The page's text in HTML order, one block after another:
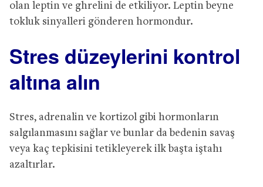
olan leptin ve ghrelini de etkiliyor. Leptin beyne
tokluk sinyalleri gönderen hormondur.
Stres düzeylerini kontrol
altına alın
Stres, adrenalin ve kortizol gibi hormonların
salgılanmasını sağlar ve bunlar da bedenin savaş
veya kaç tepkisini tetikleyerek ilk başta iştahı
azaltırlar.